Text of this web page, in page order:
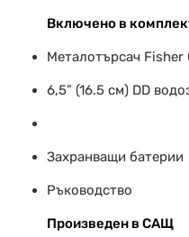
Включено в
Металотърсач Fisher
6,5” (16.5 см) DD
Захранващи батерии
Ръководство
Произведен в САЩ